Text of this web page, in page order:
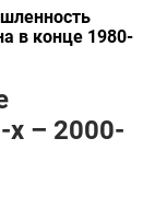
в конце 1980-
х – 2000-